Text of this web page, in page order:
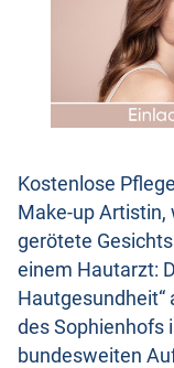
Kostenlose
Make-up
gerötete
einem Hautarzt:
Hautgesundheit“
des Sophienhofs
bundesweiten